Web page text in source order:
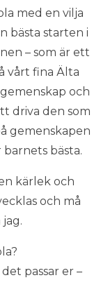
med en vilja
bästa starten i
– som är ett
vårt fina Älta
och
driva den som
gemenskapen
bästa.
kärlek och
och må
passar er –